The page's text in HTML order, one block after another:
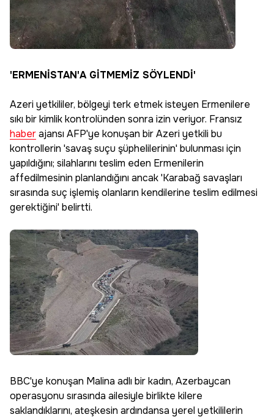
'ERMENİSTAN'A GİTMEMİZ SÖYLENDİ'
Azeri yetkililer, bölgeyi terk etmek isteyen Ermenilere
sıkı bir kimlik kontrolünden sonra izin veriyor. Fransız
haberajansı AFP'ye konuşan bir Azeri yetkili bu
kontrollerin 'savaş suçu şüphelilerinin' bulunması için
yapıldığını; silahlarını teslim eden Ermenilerin
affedilmesinin planlandığını ancak 'Karabağ savaşları
sırasında suç işlemiş olanların kendilerine teslim edilmesi
gerektiğini' belirtti.
BBC'ye konuşan Malina adlı bir kadın, Azerbaycan
operasyonu sırasında ailesiyle birlikte kilere
saklandıklarını, ateşkesin ardındansa yerel yetkililerin